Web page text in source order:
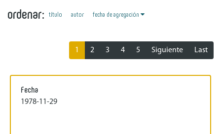
ordenar: título autor fecha de agregación
1 2 3 4 5 Siguiente Last
Fecha
1978-11-29